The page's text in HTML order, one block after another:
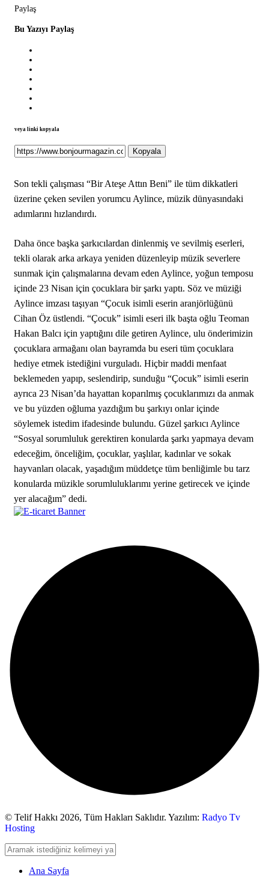
Paylaş
Bu Yazıyı Paylaş
veya linki kopyala
Kopyala
Son tekli çalışması “Bir Ateşe Attın Beni” ile tüm dikkatleri
üzerine çeken sevilen yorumcu Aylince, müzik dünyasındaki
adımlarını hızlandırdı.
Daha önce başka şarkıcılardan dinlenmiş ve sevilmiş eserleri,
tekli olarak arka arkaya yeniden düzenleyip müzik severlere
sunmak için çalışmalarına devam eden Aylince, yoğun temposu
içinde 23 Nisan için çocuklara bir şarkı yaptı. Söz ve müziği
Aylince imzası taşıyan “Çocuk isimli eserin aranjörlüğünü
Cihan Öz üstlendi. “Çocuk” isimli eseri ilk başta oğlu Teoman
Hakan Balcı için yaptığını dile getiren Aylince, ulu önderimizin
çocuklara armağanı olan bayramda bu eseri tüm çocuklara
hediye etmek istediğini vurguladı. Hiçbir maddi menfaat
beklemeden yapıp, seslendirip, sunduğu “Çocuk” isimli eserin
ayrıca 23 Nisan’da hayattan koparılmış çocuklarımızı da anmak
ve bu yüzden oğluma yazdığım bu şarkıyı onlar içinde
söylemek istedim ifadesinde bulundu. Güzel şarkıcı Aylince
“Sosyal sorumluluk gerektiren konularda şarkı yapmaya devam
edeceğim, önceliğim, çocuklar, yaşlılar, kadınlar ve sokak
hayvanları olacak, yaşadığım müddetçe tüm benliğimle bu tarz
konularda müzikle sorumluluklarımı yerine getirecek ve içinde
yer alacağım” dedi.
© Telif Hakkı 2026, Tüm Hakları Saklıdır. Yazılım: Radyo Tv
Hosting
Ana Sayfa